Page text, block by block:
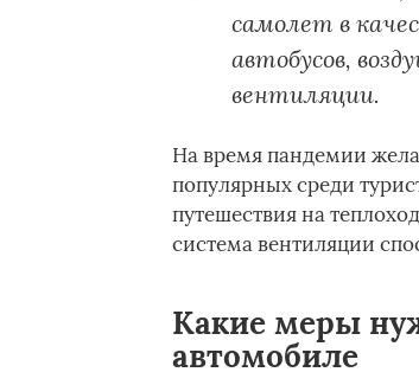
самолет в
автобусов,
вентиляции.
На время пандемии
популярных среди
путешествия на
система вентиляции
Какие меры
автомобиле